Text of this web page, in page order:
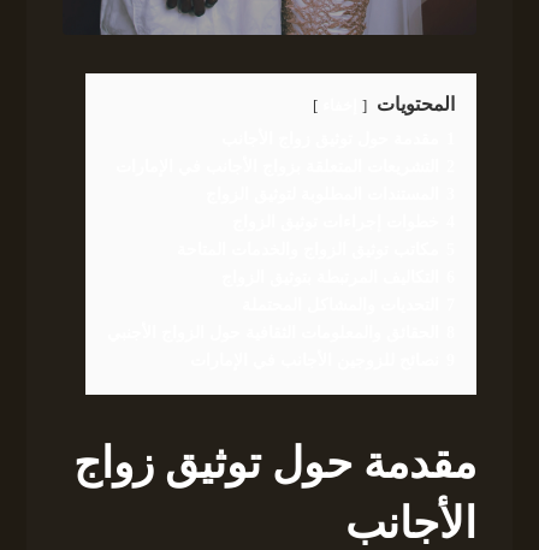
المحتويات
مقدمة حول توثيق زواج
الأجانب